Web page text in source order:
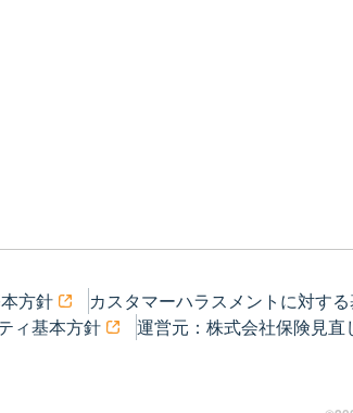
方針 カスタマーハラスメントに対す
ィ基本方針 運営元：株式会社保険見直